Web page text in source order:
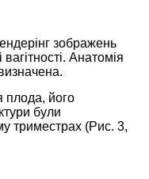
зображень
Анатомія
плода, його
були
триместрах (Рис. 3,